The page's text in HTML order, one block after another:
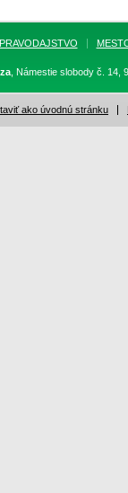
, Námestie slobody č. 14,
ako úvodnú stránku